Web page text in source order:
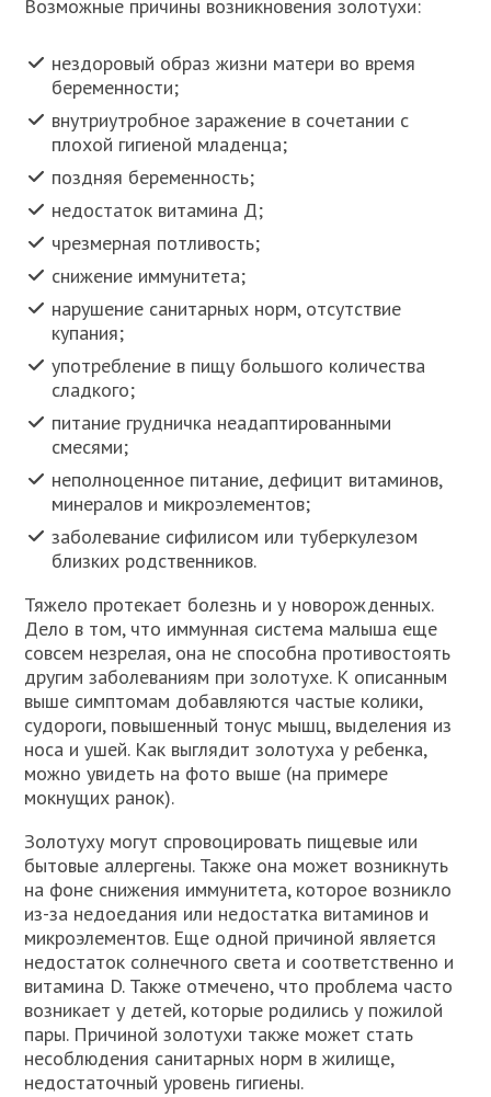
Возможные причины возникновения золотухи:
нездоровый образ жизни матери во время
беременности;
внутриутробное заражение в сочетании с
плохой гигиеной младенца;
поздняя беременность;
недостаток витамина Д;
чрезмерная потливость;
снижение иммунитета;
нарушение санитарных норм, отсутствие
купания;
употребление в пищу большого количества
сладкого;
питание грудничка неадаптированными
смесями;
неполноценное питание, дефицит витаминов,
минералов и микроэлементов;
заболевание сифилисом или туберкулезом
близких родственников.
Тяжело протекает болезнь и у новорожденных.
Дело в том, что иммунная система малыша еще
совсем незрелая, она не способна противостоять
другим заболеваниям при золотухе. К описанным
выше симптомам добавляются частые колики,
судороги, повышенный тонус мышц, выделения из
носа и ушей. Как выглядит золотуха у ребенка,
можно увидеть на фото выше (на примере
мокнущих ранок).
Золотуху могут спровоцировать пищевые или
бытовые аллергены. Также она может возникнуть
на фоне снижения иммунитета, которое возникло
из-за недоедания или недостатка витаминов и
микроэлементов. Еще одной причиной является
недостаток солнечного света и соответственно и
витамина D. Также отмечено, что проблема часто
возникает у детей, которые родились у пожилой
пары. Причиной золотухи также может стать
несоблюдения санитарных норм в жилище,
недостаточный уровень гигиены.